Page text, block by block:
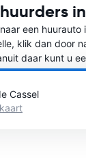
een huurauto
klik dan door
daar kunt u
u een auto
Cassel